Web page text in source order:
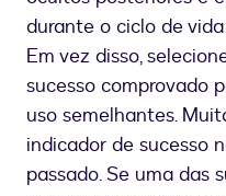
durante o ciclo de
Em vez disso,
sucesso comprovado
uso semelhantes.
indicador de sucesso
passado. Se uma das